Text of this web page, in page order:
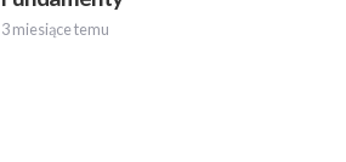
3 miesiące temu